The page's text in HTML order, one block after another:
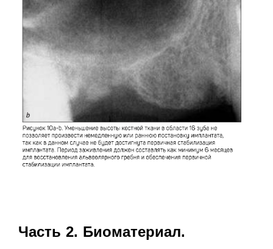
Часть 2. Биоматериал.